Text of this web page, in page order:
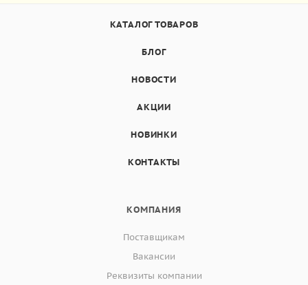
КАТАЛОГ ТОВАРОВ
БЛОГ
НОВОСТИ
АКЦИИ
НОВИНКИ
КОНТАКТЫ
КОМПАНИЯ
Поставщикам
Вакансии
Реквизиты компании